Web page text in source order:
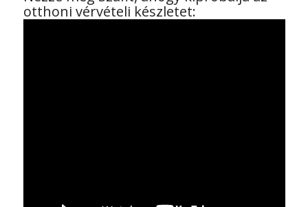
otthoni vérvételi készletet: